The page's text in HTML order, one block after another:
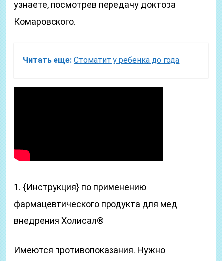
узнаете, посмотрев передачу доктора
Комаровского.
Читать еще: Стоматит у ребенка до года
1. {Инструкция} по применению
фармацевтического продукта для мед
внедрения Холисал®
Имеются противопоказания. Нужно